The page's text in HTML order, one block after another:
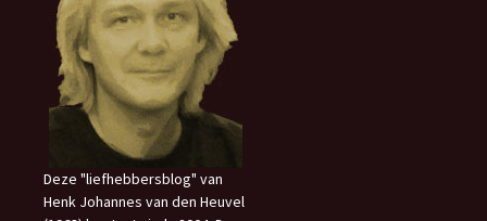
Deze "liefhebbersblog" van
Henk Johannes van den Heuvel